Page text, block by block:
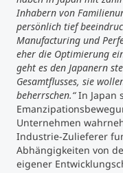
Inhabern von
persönlich tief
Manufacturing und
eher die Optimierung
geht es den Japanern
Gesamtflusses, sie
beherrschen.“In Japan
Unternehmen
Industrie-Zulieferer
Abhängigkeiten von
eigener